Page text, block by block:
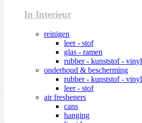
In Interieur
reinigen
leer - stof
glas - ramen
rubber - kunststof - vinyl
onderhoud & bescherming
rubber - kunststof - vinyl
leer - stof
air fresheners
cans
hanging